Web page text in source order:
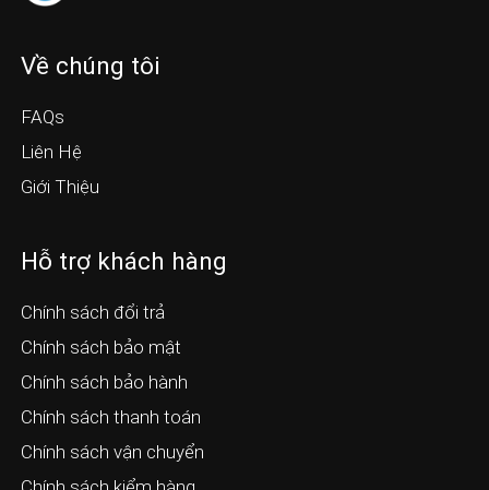
Về chúng tôi
FAQs
Liên Hệ
Giới Thiệu
Hỗ trợ khách hàng
Chính sách đổi trả
Chính sách bảo mật
Chính sách bảo hành
Chính sách thanh toán
Chính sách vận chuyển